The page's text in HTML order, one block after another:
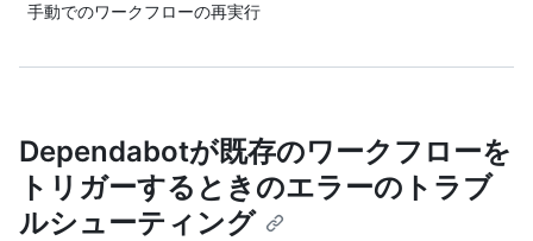
手動でのワークフローの再実行
Dependabotが既存のワークフローを
トリガーするときのエラーのトラブ
ルシューティング